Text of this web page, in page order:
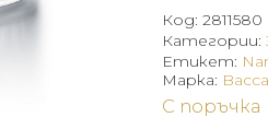
Код: 2811580
Категории:
Етикет:
С поръчка
Марка: